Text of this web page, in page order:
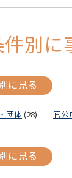
別に
に見る
団体 (28) 官公
に見る